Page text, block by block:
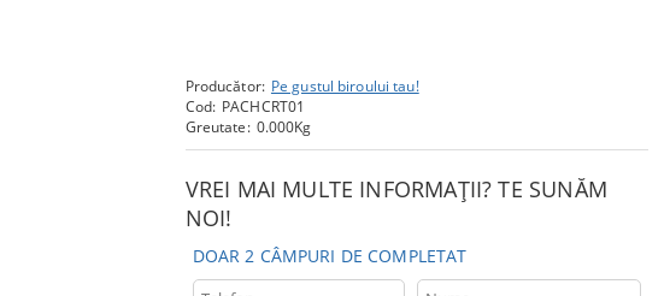
Producător: Pe gustul biroului tau!
Cod: PACHCRT01
Greutate: 0.000Kg
VREI MAI MULTE INFORMAȚII? TE SUNĂM
NOI!
DOAR 2 CÂMPURI DE COMPLETAT